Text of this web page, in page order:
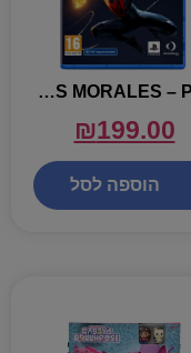
SPIDER MAN MILES MORALES – PS4
₪199.00
הוספה לסל